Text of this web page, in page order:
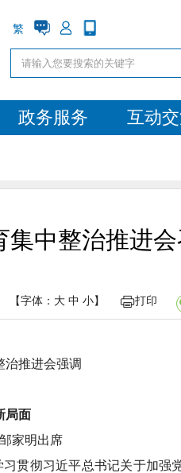
繁
政务服务 互动
集中整治推进
【字体： 大 中 小】 打印
治推进会强调
局面
家明出席
贯彻习近平总书记关于加强